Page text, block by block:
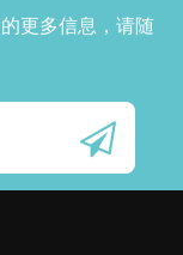
更多信息，请随